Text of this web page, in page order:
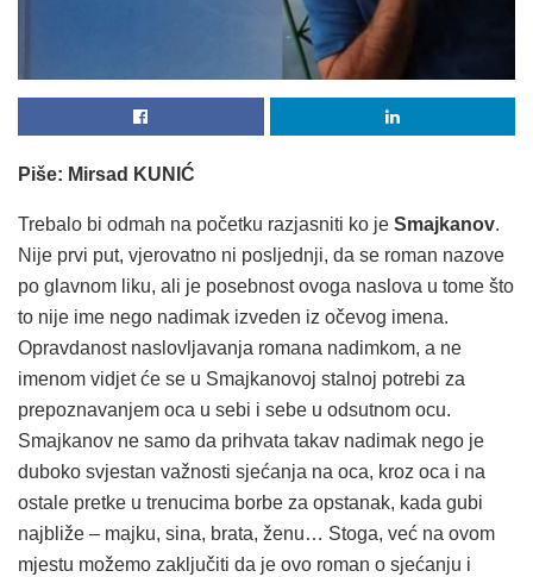
Piše: Mirsad KUNIĆ
Trebalo bi odmah na početku razjasniti ko je Smajkanov.
Nije prvi put, vjerovatno ni posljednji, da se roman nazove
po glavnom liku, ali je posebnost ovoga naslova u tome što
to nije ime nego nadimak izveden iz očevog imena.
Opravdanost naslovljavanja romana nadimkom, a ne
imenom vidjet će se u Smajkanovoj stalnoj potrebi za
prepoznavanjem oca u sebi i sebe u odsutnom ocu.
Smajkanov ne samo da prihvata takav nadimak nego je
duboko svjestan važnosti sjećanja na oca, kroz oca i na
ostale pretke u trenucima borbe za opstanak, kada gubi
najbliže – majku, sina, brata, ženu… Stoga, već na ovom
mjestu možemo zaključiti da je ovo roman o sjećanju i